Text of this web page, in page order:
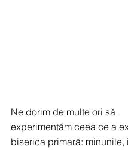
Ne dorim de multe ori să
experimentăm ceea ce a
biserica primară: minunile,